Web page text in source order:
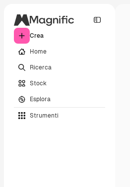
Crea
Home
Ricerca
Stock
Esplora
Strumenti